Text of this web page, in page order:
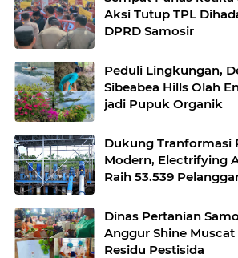
Aksi Tutup TPL
DPRD Samosir
Peduli Lingkungan,
Sibeabea Hills Olah
jadi Pupuk Organik
Dukung Tranformasi
Modern, Electrifying
Raih 53.539
Dinas Pertanian
Anggur Shine
Residu Pestisida